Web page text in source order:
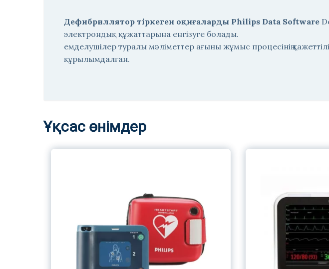
Дефибриллятор тіркеген оқиғаларды Philips Data Software
электрондық құжаттарына енгізуге болады.
емделушілер туралы мәліметтер ағыны жұмыс процесінің
құрылымдалған.
Ұқсас өнімдер